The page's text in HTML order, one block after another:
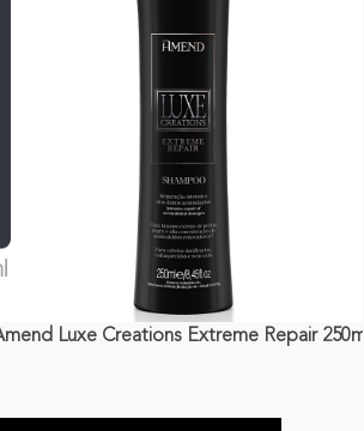
RepairLuxe Creations Extreme Repair 250ml